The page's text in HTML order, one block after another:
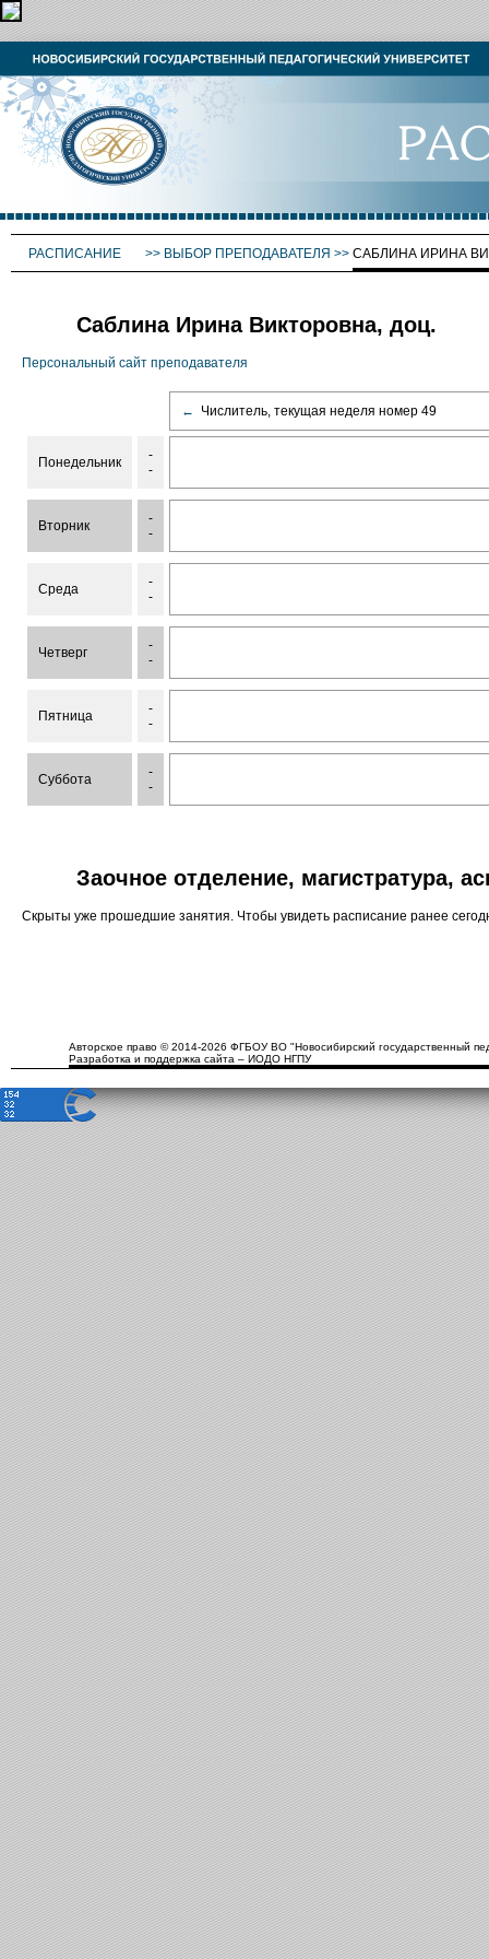
РАСПИСАНИЕ >> ВЫБОР ПРЕПОДАВАТЕЛЯ >> САБЛИНА ИРИНА
Саблина Ирина Викторовна, доц.
Персональный сайт преподавателя
← Числитель, текущая неделя номер 49
Понедельник
-
-
Вторник
-
-
Среда
-
-
Четверг
-
-
Пятница
-
-
Суббота
-
-
Заочное отделение, магистратура,
Скрыты уже прошедшие занятия. Чтобы увидеть расписание ранее
Авторское право © 2014-2026 ФГБОУ ВО "Новосибирский государственный
Разработка и поддержка сайта – ИОДО НГПУ